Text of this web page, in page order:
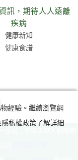
訊，期待人人遠離
疾病
健康新知
健康食譜
經驗。繼續瀏覽網
私權政策了解詳細